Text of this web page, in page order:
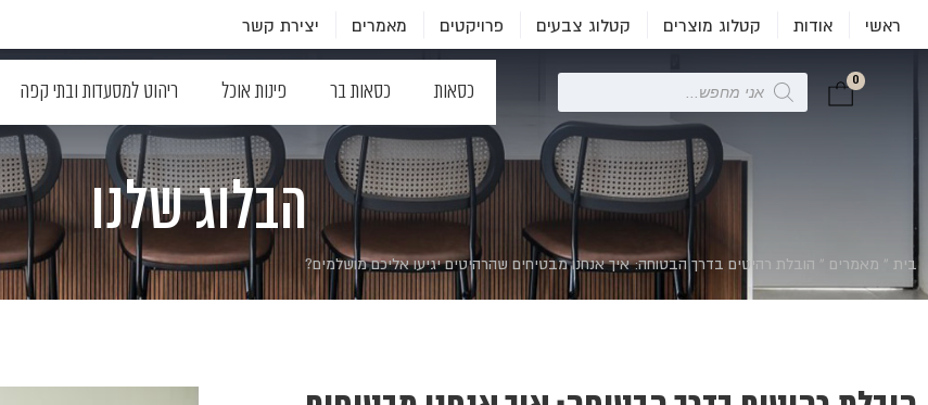
ראשי אודות קטלוג מוצרים קטלוג צבעים פרויקטים מאמרים יצירת קשר
0
Products
search
כסאות כסאות בר פינות אוכל ריהוט למסעדות ובתי קפה
הבלוג שלנו
בית » מאמרים » הובלת רהיטים בדרך הבטוחה: איך אנחנו מבטיחים שהרהיטים יגיעו אליכם מושלמים?